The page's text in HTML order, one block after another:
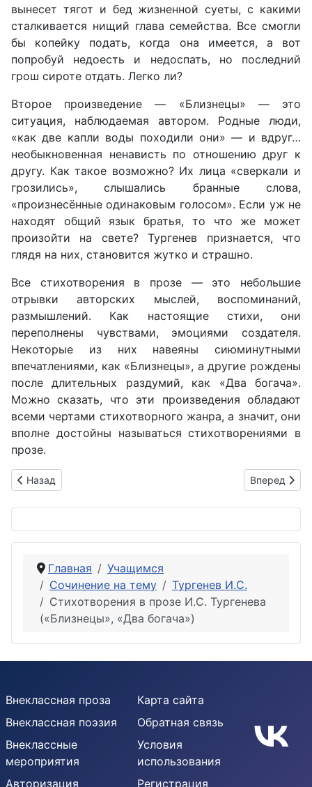
вынесет тягот и бед жизненной суеты, с какими
сталкивается нищий глава семейства. Все смогли
бы копейку подать, когда она имеется, а вот
попробуй недоесть и недоспать, но последний
грош сироте отдать. Легко ли?
Второе произведение — «Близнецы» — это
ситуация, наблюдаемая автором. Родные люди,
«как две капли воды походили они» — и вдруг…
необыкновенная ненависть по отношению друг к
другу. Как такое возможно? Их лица «сверкали и
грозились», слышались бранные слова,
«произнесённые одинаковым голосом». Если уж не
находят общий язык братья, то что же может
произойти на свете? Тургенев признается, что
глядя на них, становится жутко и страшно.
Все стихотворения в прозе — это небольшие
отрывки авторских мыслей, воспоминаний,
размышлений. Как настоящие стихи, они
переполнены чувствами, эмоциями создателя.
Некоторые из них навеяны сиюминутными
впечатлениями, как «Близнецы», а другие рождены
после длительных раздумий, как «Два богача».
Можно сказать, что эти произведения обладают
всеми чертами стихотворного жанра, а значит, они
вполне достойны называться стихотворениями в
прозе.
Предыдущий: Стихотворения Тургенева в прозе.
Назад Следующий:
Вперед
Главная
Учащимся
Сочинение на тему
Тургенев И.С.
Стихотворения в прозе И.С. Тургенева
(«Близнецы», «Два богача»)
Внеклассная проза
Внеклассная поэзия
Внеклассные
мероприятия
Авторизация
Карта сайта
Обратная связь
Условия
использования
Регистрация